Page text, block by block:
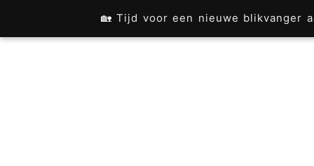
🏡 Tijd voor een nieuwe blikvanger
direct